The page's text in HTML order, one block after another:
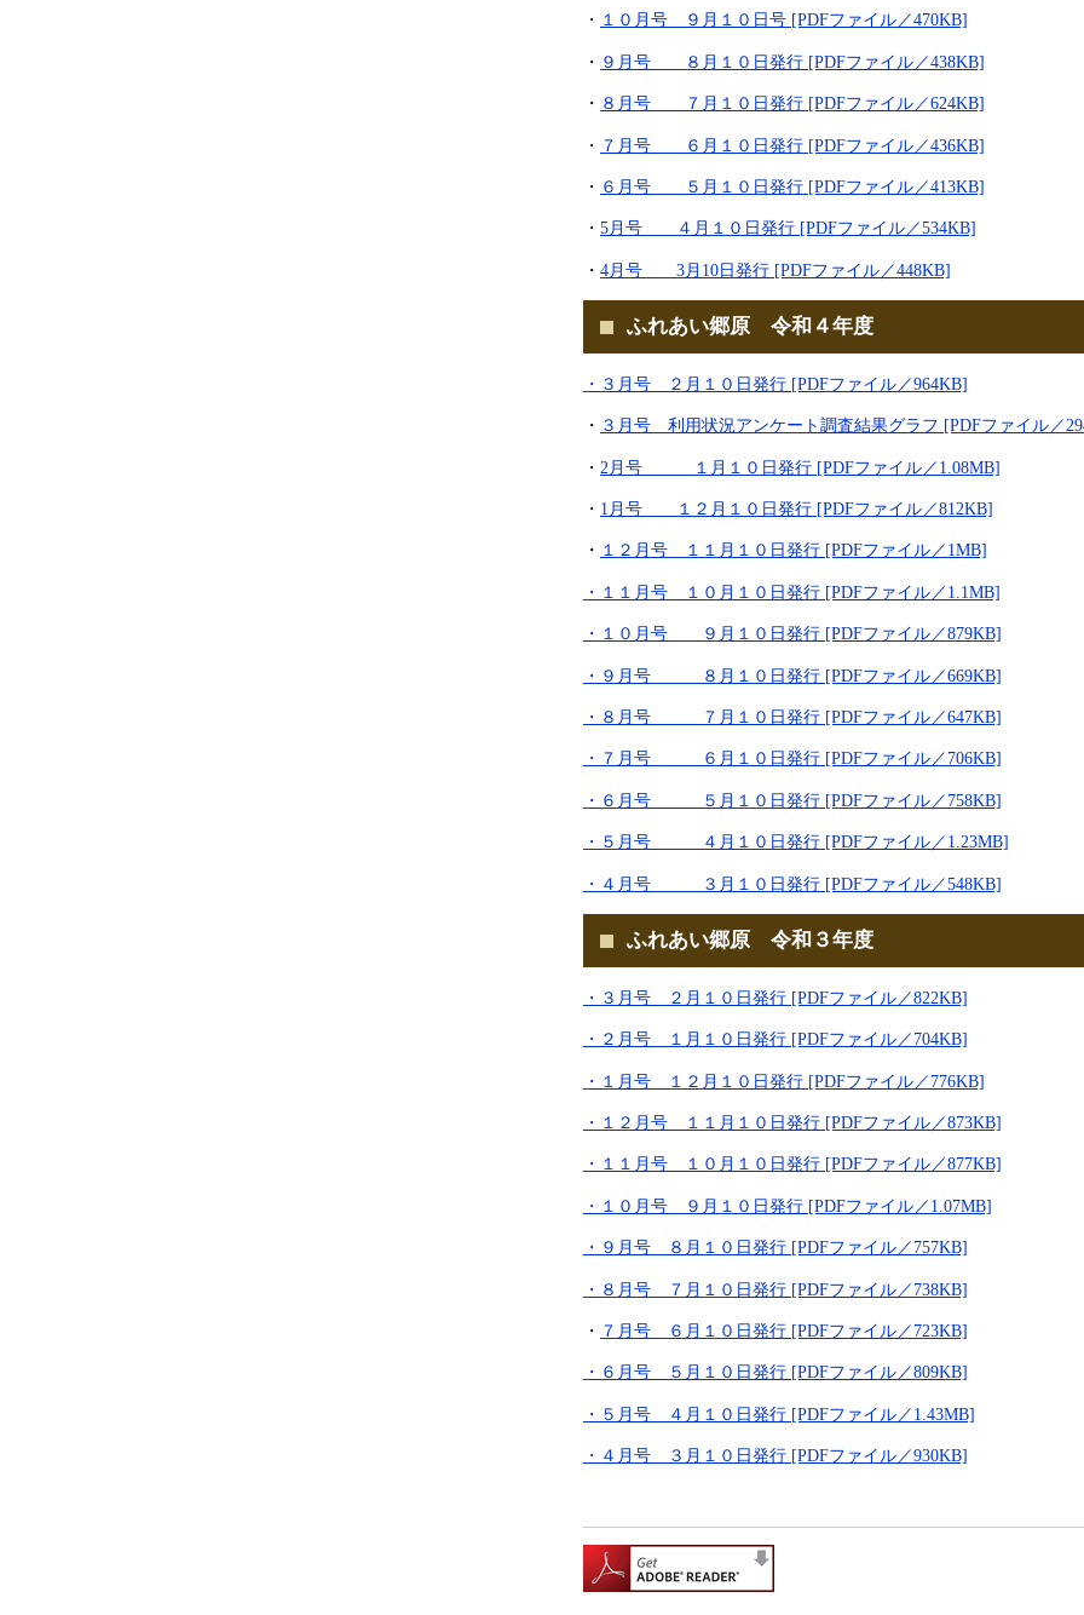
・ １０月号 ９月１０日号 [PDFファイル／470KB]
・ ９月号 ８月１０日発行 [PDFファイル／438KB]
・ ８月号 ７月１０日発行 [PDFファイル／624KB]
・ ７月号 ６月１０日発行 [PDFファイル／436KB]
・ ６月号 ５月１０日発行 [PDFファイル／413KB]
・ 5月号 ４月１０日発行 [PDFファイル／534KB]
・ 4月号 3月10日発行 [PDFファイル／448KB]
ふれあい郷原 令和４年度
・３月号 ２月１０日発行 [PDFファイル／964KB]
・ ３月号 利用状況アンケート調査結果グラフ [PDFファイル／
・ 2月号 １月１０日発行 [PDFファイル／1.08MB]
・ 1月号 １２月１０日発行 [PDFファイル／812KB]
・ １２月号 １１月１０日発行 [PDFファイル／1MB]
・１１月号 １０月１０日発行 [PDFファイル／1.1MB]
・１０月号 ９月１０日発行 [PDFファイル／879KB]
・９月号 ８月１０日発行 [PDFファイル／669KB]
・８月号 ７月１０日発行 [PDFファイル／647KB]
・７月号 ６月１０日発行 [PDFファイル／706KB]
・６月号 ５月１０日発行 [PDFファイル／758KB]
・５月号 ４月１０日発行 [PDFファイル／1.23MB]
・４月号 ３月１０日発行 [PDFファイル／548KB]
ふれあい郷原 令和３年度
・３月号 ２月１０日発行 [PDFファイル／822KB]
・２月号 １月１０日発行 [PDFファイル／704KB]
・１月号 １２月１０日発行 [PDFファイル／776KB]
・１２月号 １１月１０日発行 [PDFファイル／873KB]
・１１月号 １０月１０日発行 [PDFファイル／877KB]
・１０月号 ９月１０日発行 [PDFファイル／1.07MB]
・９月号 ８月１０日発行 [PDFファイル／757KB]
・８月号 ７月１０日発行 [PDFファイル／738KB]
・ ７月号 ６月１０日発行 [PDFファイル／723KB]
・６月号 ５月１０日発行 [PDFファイル／809KB]
・５月号 ４月１０日発行 [PDFファイル／1.43MB]
・４月号 ３月１０日発行 [PDFファイル／930KB]